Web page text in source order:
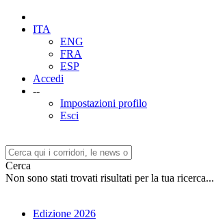
ITA
ENG
FRA
ESP
Accedi
--
Impostazioni profilo
Esci
Cerca
Non sono stati trovati risultati per la tua ricerca...
Edizione 2026